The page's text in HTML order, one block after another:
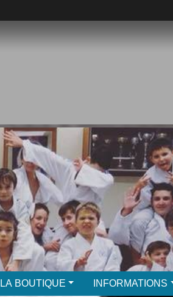
LA BOUTIQUE INFORMATIONS